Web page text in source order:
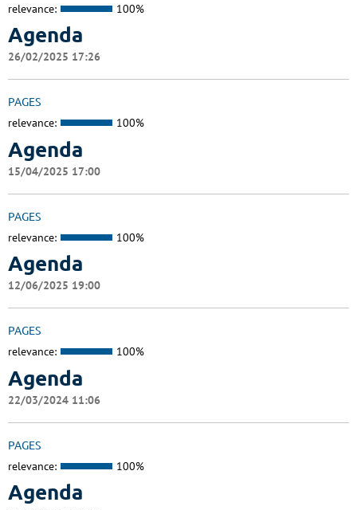
relevance: 100%
Agenda
26/02/2025 17:26
PAGES
relevance: 100%
Agenda
15/04/2025 17:00
PAGES
relevance: 100%
Agenda
12/06/2025 19:00
PAGES
relevance: 100%
Agenda
22/03/2024 11:06
PAGES
relevance: 100%
Agenda